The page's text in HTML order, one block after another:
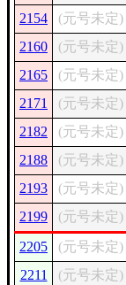
2154
(元号未定)
2160
(元号未定)
2165
(元号未定)
2171
(元号未定)
2182
(元号未定)
2188
(元号未定)
2193
(元号未定)
2199
(元号未定)
2205
(元号未定)
2211
(元号未定)